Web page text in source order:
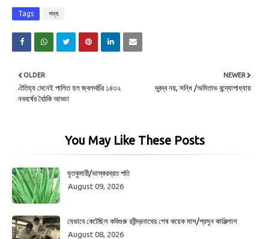
Tags গদ্য
NEWER
দ্বন্দ্ব নয়, সন্ধি /অমিতাভ বন্দ্যোপাধ্যায়
OLDER
ঐতিহ্য মেনেই পালিত হল জ্বলদর্চির ১৪৩২
নববর্ষের বৈঠকি আড্ডা
You May Like These Posts
ঘৃতকুমারী/ভাস্করব্রত পতি
August 09, 2026
যেভাবে কেটেছিল কবিগুরু রবীন্দ্রনাথের শেষ কয়েক মাস/প্রসূন কাঞ্জিলাল
August 08, 2026